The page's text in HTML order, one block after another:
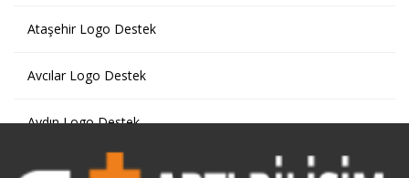
Ataşehir Logo Destek
Avcılar Logo Destek
Aydın Logo Destek
Bağcılar Logo Destek